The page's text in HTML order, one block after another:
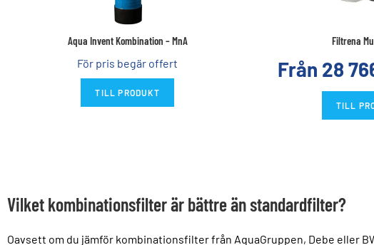
Aqua Invent Kombination – MnA
För pris begär offert
TILL PRODUKT
Filtrena
Från 28
TILL
Vilket kombinationsfilter är bättre än standardfilter?
Oavsett om du jämför kombinationsfilter från AquaGruppen, Debe eller